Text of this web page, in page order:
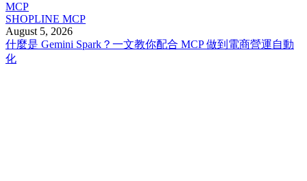
MCP
SHOPLINE MCP
August 5, 2026
什麼是 Gemini Spark？一文教你配合 MCP 做到電商營運自動
化